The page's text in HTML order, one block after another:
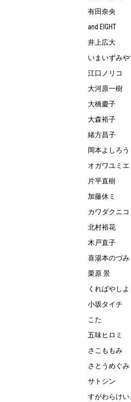
有田奈央
and EIGHT
井上広大
いまいずみや
江口ノリコ
大河原一樹
大橋慶子
大森裕子
緒方昌子
岡本よしろう
オガワユミエ
片平直樹
加藤休ミ
カワダクニコ
北村裕花
木戸直子
喜湯本のづみ
栗原 景
くればやしよ
小坂タイチ
こた
五味ヒロミ
さこももみ
さとうめぐみ
サトシン
すがわらけい
はらぺこあおむし エ
うえおカード